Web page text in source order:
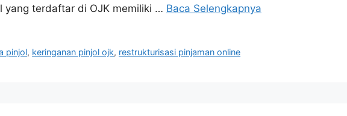
yang terdaftar di OJK memiliki … Baca Selengkapnya
pinjol, keringanan pinjol ojk, restrukturisasi pinjaman online